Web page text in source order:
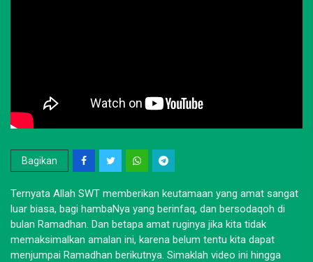
Bagikan
Ternyata Allah SWT memberikan keutamaan yang amat sangat
luar biasa, bagi hambaNya yang berinfaq, dan bersodaqoh di
bulan Ramadhan. Dan betapa amat ruginya jika kita tidak
memaksimalkan amalan ini, karena belum tentu kita dapat
menjumpai Ramadhan berikutnya. Simaklah video ini hingga